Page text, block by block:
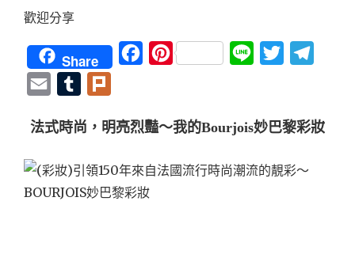
歡迎分享
Share FacebookPinterest Line Twitter
Email Tumblr
法式時尚，明亮烈豔～我的Bourjois妙巴黎彩妝